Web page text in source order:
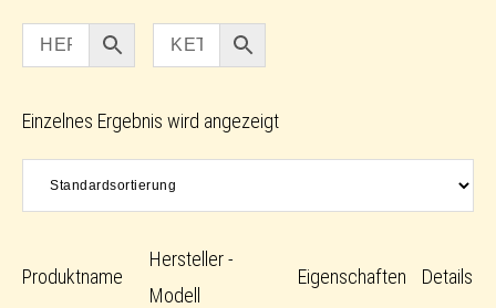
Einzelnes Ergebnis wird angezeigt
Produktname
Hersteller -
Modell
Eigenschaften Details